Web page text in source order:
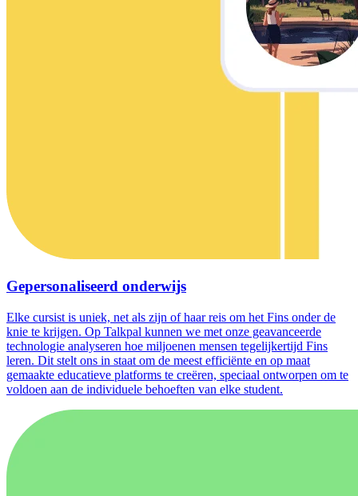
Gepersonaliseerd onderwijs
Elke cursist is uniek, net als zijn of haar reis om het Fins onder de
knie te krijgen. Op Talkpal kunnen we met onze geavanceerde
technologie analyseren hoe miljoenen mensen tegelijkertijd Fins
leren. Dit stelt ons in staat om de meest efficiënte en op maat
gemaakte educatieve platforms te creëren, speciaal ontworpen om te
voldoen aan de individuele behoeften van elke student.